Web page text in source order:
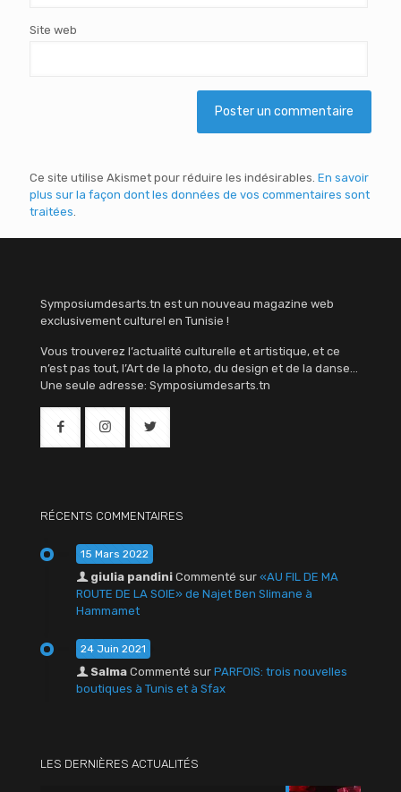
Site web
Ce site utilise Akismet pour réduire les indésirables. En savoir
plus sur la façon dont les données de vos commentaires sont
traitées.
Symposiumdesarts.tn est un nouveau magazine web
exclusivement culturel en Tunisie !
Vous trouverez l’actualité culturelle et artistique, et ce
n’est pas tout, l’Art de la photo, du design et de la danse…
Une seule adresse: Symposiumdesarts.tn
RÉCENTS COMMENTAIRES
15 Mars 2022
giulia pandini Commenté sur «AU FIL DE MA
ROUTE DE LA SOIE» de Najet Ben Slimane à
Hammamet
24 Juin 2021
Salma Commenté sur PARFOIS: trois nouvelles
boutiques à Tunis et à Sfax
LES DERNIÈRES ACTUALITÉS